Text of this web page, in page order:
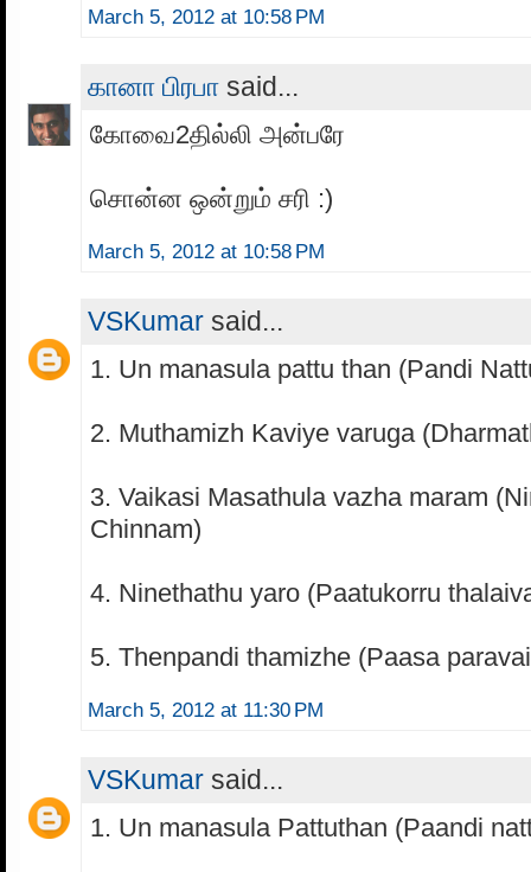
March 5, 2012 at 10:58 PM
கானா பிரபா said...
கோவை2தில்லி அன்பரே
சொன்ன ஒன்றும் சரி :)
March 5, 2012 at 10:58 PM
VSKumar said...
1. Un manasula pattu than (Pandi
2. Muthamizh Kaviye varuga
3. Vaikasi Masathula vazha maram
Chinnam)
4. Ninethathu yaro (Paatukorru
5. Thenpandi thamizhe (Paasa
March 5, 2012 at 11:30 PM
VSKumar said...
1. Un manasula Pattuthan (Paandi